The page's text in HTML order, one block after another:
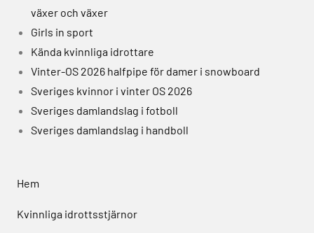
växer och växer
Girls in sport
Kända kvinnliga idrottare
Vinter-OS 2026 halfpipe för damer i snowboard
Sveriges kvinnor i vinter OS 2026
Sveriges damlandslag i fotboll
Sveriges damlandslag i handboll
Hem
Kvinnliga idrottsstjärnor